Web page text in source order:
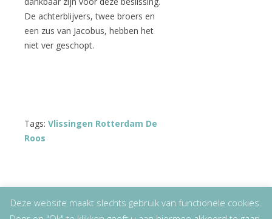
De achterblijvers, twee broers en
een zus van Jacobus, hebben het
niet ver geschopt.
Tags: Vlissingen Rotterdam De
Roos
Deze website maakt slechts gebruik van functionele cookies.